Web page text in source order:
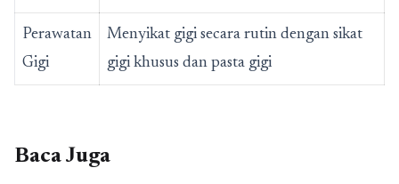
Perawatan
Gigi
Menyikat gigi secara rutin dengan sikat
gigi khusus dan pasta gigi
Baca Juga